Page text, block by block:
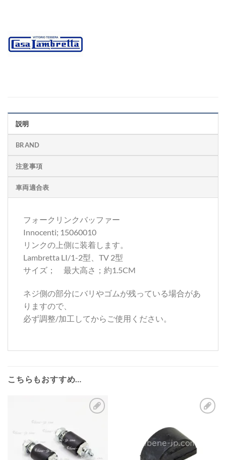
説明
BRAND
注意事項
車両適合表
フォークリンクバッファー
Innocenti; 15060010
リンクの上側に装着します。
Lambretta LI/1-2型、TV 2型
サイズ； 最大高さ；約1.5CM
ネジ側の部分にバリやゴムが残っている場合があ
りますので、
必ず調整/加工してからご使用ください。
こちらもおすすめ…
に
に